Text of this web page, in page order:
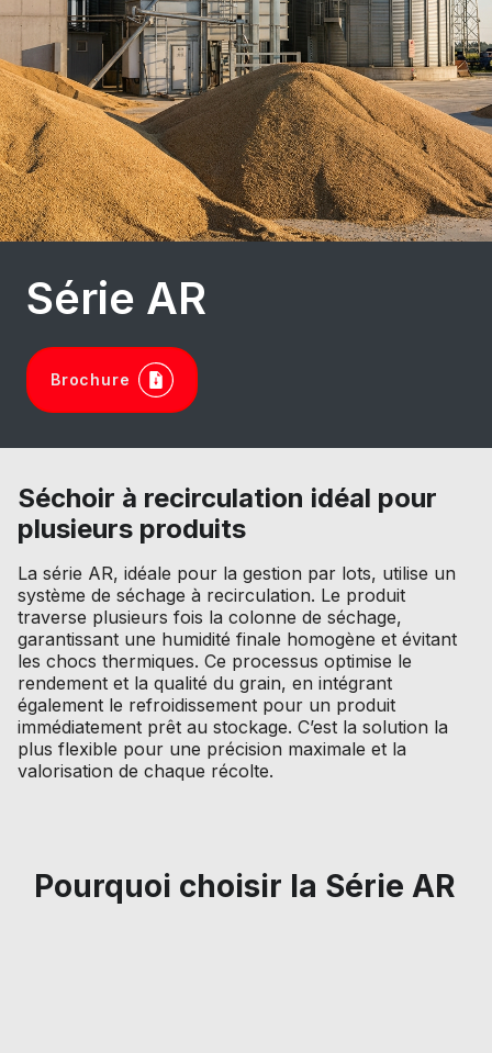
Série AR
Brochure
Séchoir à recirculation idéal pour
plusieurs produits
La série AR, idéale pour la gestion par lots, utilise un
système de séchage à recirculation. Le produit
traverse plusieurs fois la colonne de séchage,
garantissant une humidité finale homogène et évitant
les chocs thermiques. Ce processus optimise le
rendement et la qualité du grain, en intégrant
également le refroidissement pour un produit
immédiatement prêt au stockage. C’est la solution la
plus flexible pour une précision maximale et la
valorisation de chaque récolte.
Pourquoi choisir la Série AR